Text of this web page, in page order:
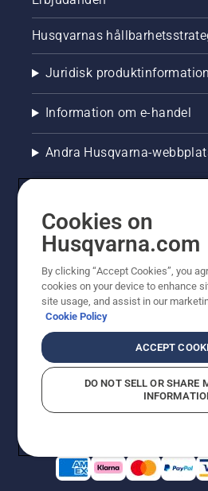
Husqvarnas
Juridisk produktinformation
Information om e-handel
Andra Husqvarna-
© Husqvarna AB (publ). All
som visas är rekommenderade
priser är rekommenderade
moms) om inte produkten är
CookiepolicyAnvändningsvillkor
Cookies on
Husqvarna.com
By clicking “Accept Cookies”, you
cookies on your device to enhance
site usage, and assist in our
Cookie Policy
ACCEPT
DO NOT SELL OR SHARE